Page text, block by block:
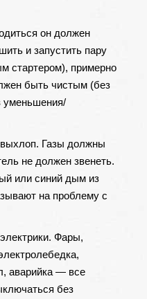
он должен
и запустить пару
стартером), примерно
быть чистым (без
уменьшения/
Газы должны
не должен звенеть.
или синий дым из
на проблему с
Фары,
аварийка — все
без